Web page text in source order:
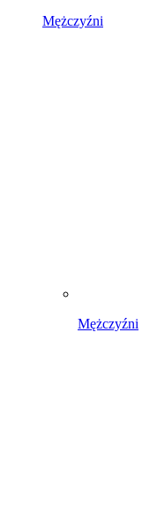
Mężczyźni
Mężczyźni